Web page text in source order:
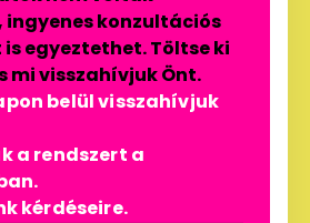
ingyenes konzultációs
egyeztethet. Töltse ki
mi visszahívjuk Önt.
belül visszahívjuk
a rendszert a
kérdéseire.